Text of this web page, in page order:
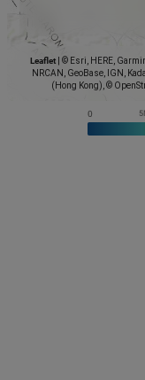
Leaflet
© Esri, HERE,
NRCAN, GeoBase, IGN,
(Hong Kong), ©